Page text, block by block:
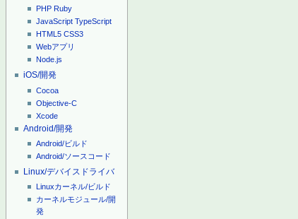
PHP Ruby
JavaScript TypeScript
HTML5 CSS3
Webアプリ
Node.js
iOS/開発
Cocoa
Objective-C
Xcode
Android/開発
Android/ビルド
Android/ソースコード
Linux/デバイスドライバ
Linuxカーネル/ビルド
カーネルモジュール/開
発